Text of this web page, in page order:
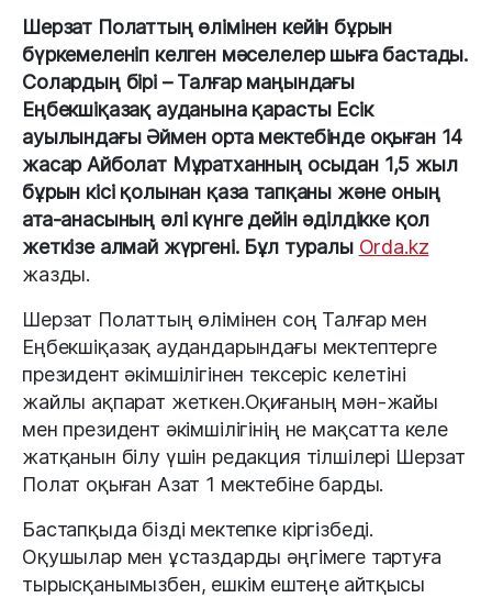
Шерзат Полаттың өлімінен кейін бұрын
бүркемеленіп келген мәселелер шыға бастады.
Солардың бірі – Талғар маңындағы
Еңбекшіқазақ ауданына қарасты Есік
ауылындағы Әймен орта мектебінде оқыған 14
жасар Айболат Мұратханның осыдан 1,5 жыл
бұрын кісі қолынан қаза тапқаны және оның
ата-анасының әлі күнге дейін әділдікке қол
жеткізе алмай жүргені. Бұл туралы Orda.kz
жазды.
Шерзат Полаттың өлімінен соң Талғар мен
Еңбекшіқазақ аудандарындағы мектептерге
президент әкімшілігінен тексеріс келетіні
жайлы ақпарат жеткен.Оқиғаның мән-жайы
мен президент әкімшілігінің не мақсатта келе
жатқанын білу үшін редакция тілшілері Шерзат
Полат оқыған Азат 1 мектебіне барды.
Бастапқыда бізді мектепке кіргізбеді.
Оқушылар мен ұстаздарды әңгімеге тартуға
тырысқанымызбен, ешкім ештеңе айтқысы